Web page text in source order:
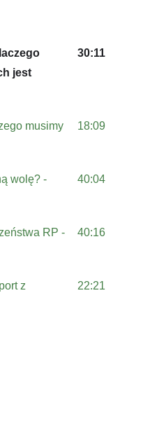
jest
30:11
musimy
18:09
wolę? -
40:04
RP -
40:16
z
22:21